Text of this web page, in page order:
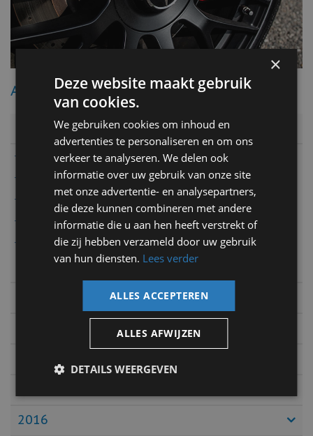
Archief
- maart
- mei
- juli
- augustus
- september
2016
×
Deze website maakt gebruik
van cookies.
We gebruiken cookies om inhoud en
advertenties te personaliseren en om ons
verkeer te analyseren. We delen ook
informatie over uw gebruik van onze site
met onze advertentie- en analysepartners,
die deze kunnen combineren met andere
informatie die u aan hen heeft verstrekt of
die zij hebben verzameld door uw gebruik
van hun diensten. Lees verder
ALLES ACCEPTEREN
ALLES AFWIJZEN
DETAILS WEERGEVEN